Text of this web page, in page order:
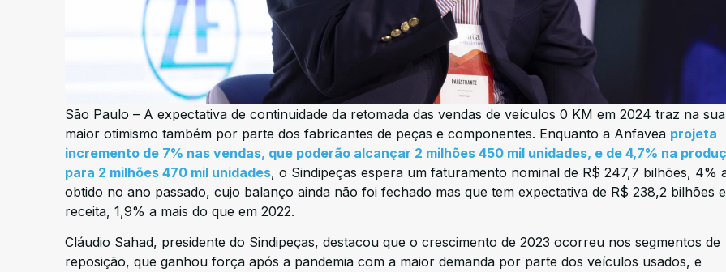
São Paulo – A expectativa de continuidade da retomada das vendas de veículos 0 KM em 2024 traz na
maior otimismo também por parte dos fabricantes de peças e componentes. Enquanto a Anfavea projeta
incremento de 7% nas vendas, que poderão alcançar 2 milhões 450 mil unidades, e de 4,7% na
para 2 milhões 470 mil unidades, o Sindipeças espera um faturamento nominal de R$ 247,7 bilhões, 4%
obtido no ano passado, cujo balanço ainda não foi fechado mas que tem expectativa de R$ 238,2 bilhões
receita, 1,9% a mais do que em 2022.
Cláudio Sahad, presidente do Sindipeças, destacou que o crescimento de 2023 ocorreu nos segmentos de
reposição, que ganhou força após a pandemia com a maior demanda por parte dos veículos usados, e